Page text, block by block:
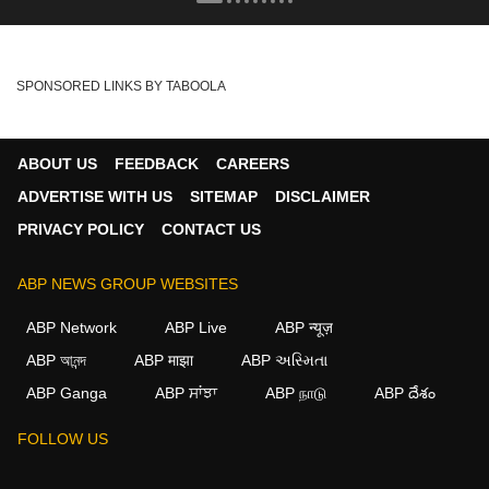
SPONSORED LINKS BY TABOOLA
ABOUT US FEEDBACK
CAREERS
ADVERTISE WITH US
SITEMAP
DISCLAIMER
PRIVACY POLICY
CONTACT US
ABP NEWS GROUP WEBSITES
ABP Network ABP Live
ABP न्यूज़
ABP আনন্দ
ABP माझा
ABP અસ્મિતા
ABP Ganga
ABP ਸਾਂਝਾ ABP நாடு ABP దేశం
FOLLOW US